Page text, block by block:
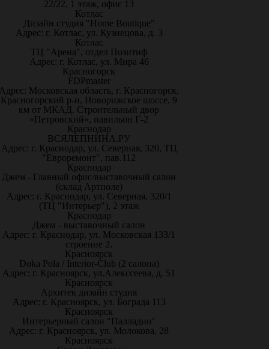
22/22, 1 этаж, офис 13
Котлас
Дизайн студия "Home Boutique"
Адрес: г. Котлас, ул. Кузнецова, д. 3
Котлас
ТЦ "Арена", отдел Позитиф
Адрес: г. Котлас, ул. Мира 46
Красногорск
FDPmaster
Московская область, г. Красногорск,
Красногорский р-н, Новорижское шоссе, 9
км от МКАД. Строительный двор
«Петровский», павильон Г-2
Краснодар
ВСЯЛЕПНИНА.РУ
Адрес: г. Краснодар, ул. Северная, 320, ТЦ
"Евроремонт", пав.112
Краснодар
Джем - Главный офис/выставочный салон
(склад Артполе)
Адрес: г. Краснодар, ул. Северная, 320/1
(ТЦ "Интерьер"), 2 этаж
Краснодар
Джем - выставочный салон
Адрес: г. Краснодар, ул. Московская 133/1
строение 2.
Красноярск
Doka Pola / Interior-Club (2 салона)
Адрес: г. Красноярск, ул.Алекссеева, д. 51
Красноярск
Архитек дизайн студия
Адрес: г. Красноярск, ул. Бограда 113
Красноярск
Интерьерный салон "Палладио"
Адрес: г. Красноярск, ул. Молокова, 28
Красноярск